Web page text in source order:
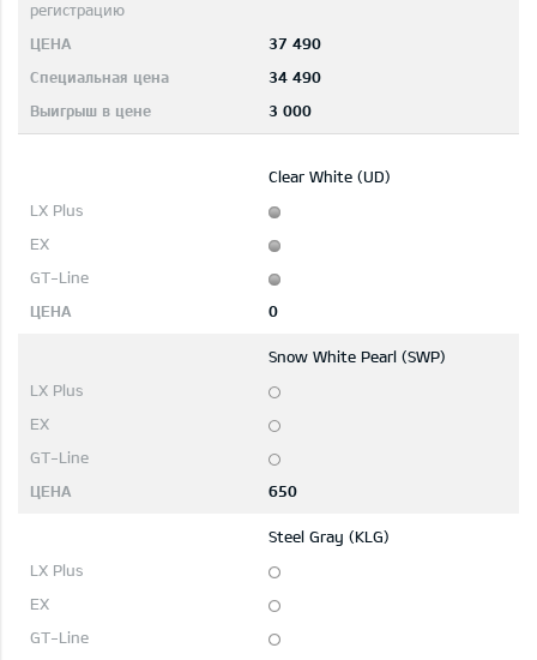
37 490
34 490
3 000
Clear White (UD)
0
Snow White Pearl (SWP)
650
Steel Gray (KLG)